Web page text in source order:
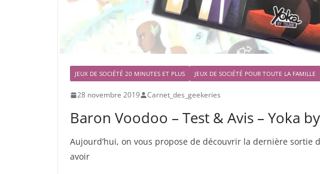
JEUX DE SOCIÉTÉ 20 MINUTES ET PLUS JEUX DE SOCIÉTÉ POUR TOUTE LA FAMILLE
28 novembre 2019 Carnet_des_geekeries
Baron Voodoo – Test & Avis – Yoka
Aujourd’hui, on vous propose de découvrir la dernière sortie
avoir